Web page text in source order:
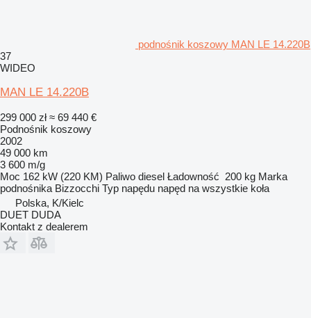
podnośnik koszowy MAN LE 14.220B
37
WIDEO
MAN LE 14.220B
299 000 zł ≈ 69 440 €
Podnośnik koszowy
2002
49 000 km
3 600 m/g
Moc 162 kW (220 KM) Paliwo diesel Ładowność 200 kg Marka
podnośnika Bizzocchi Typ napędu napęd na wszystkie koła
Polska, K/Kielc
DUET DUDA
Kontakt z dealerem